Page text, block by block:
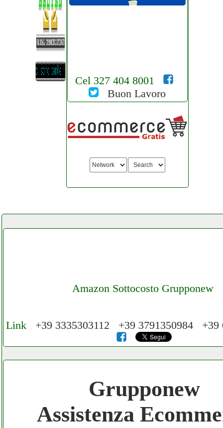
Cel 327 404 8001
Buon Lavoro
Amazon Sottocosto Grupponew
Cerchiamo Collaboratori per Lavoro nel
3.000 € Mese
Gratis registra il tuo Ecommerce nel
Link+39 3335303112 +39 3791350984 +39
Grupponew
Assistenza